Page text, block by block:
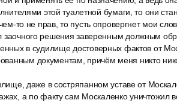
этой туалетной бумаги, то они
то не прав, то пусть опровергнет мои
заочного решения заверенным должным
в судилище достоверных фактов от
документам, причём меня никто
даже в состряпанном уставе от
а по факту сам Москаленко уничтожил